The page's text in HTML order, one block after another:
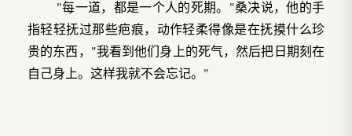
"每一道，都是一个人的死期。"桑决说，他的手
指轻轻抚过那些疤痕，动作轻柔得像是在抚摸什么珍
贵的东西，"我看到他们身上的死气，然后把日期刻在
自己身上。这样我就不会忘记。"